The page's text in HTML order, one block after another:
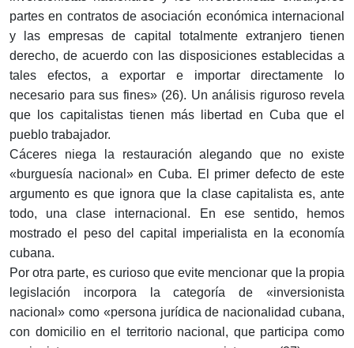
partes en contratos de asociación económica internacional
y las empresas de capital totalmente extranjero tienen
derecho, de acuerdo con las disposiciones establecidas a
tales efectos, a exportar e importar directamente lo
necesario para sus fines» (26). Un análisis riguroso revela
que los capitalistas tienen más libertad en Cuba que el
pueblo trabajador.
Cáceres niega la restauración alegando que no existe
«burguesía nacional» en Cuba. El primer defecto de este
argumento es que ignora que la clase capitalista es, ante
todo, una clase internacional. En ese sentido, hemos
mostrado el peso del capital imperialista en la economía
cubana.
Por otra parte, es curioso que evite mencionar que la propia
legislación incorpora la categoría de «inversionista
nacional» como «persona jurídica de nacionalidad cubana,
con domicilio en el territorio nacional, que participa como